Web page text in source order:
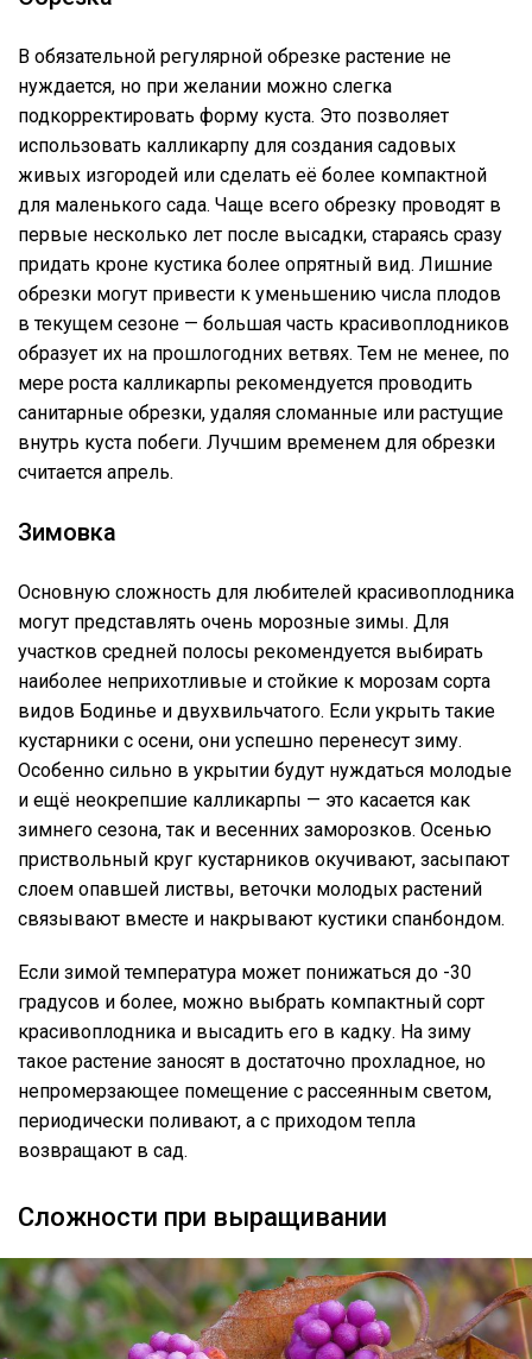
В обязательной регулярной обрезке растение не
нуждается, но при желании можно слегка
подкорректировать форму куста. Это позволяет
использовать калликарпу для создания садовых
живых изгородей или сделать её более компактной
для маленького сада. Чаще всего обрезку проводят в
первые несколько лет после высадки, стараясь сразу
придать кроне кустика более опрятный вид. Лишние
обрезки могут привести к уменьшению числа плодов
в текущем сезоне — большая часть красивоплодников
образует их на прошлогодних ветвях. Тем не менее, по
мере роста калликарпы рекомендуется проводить
санитарные обрезки, удаляя сломанные или растущие
внутрь куста побеги. Лучшим временем для обрезки
считается апрель.
Зимовка
Основную сложность для любителей красивоплодника
могут представлять очень морозные зимы. Для
участков средней полосы рекомендуется выбирать
наиболее неприхотливые и стойкие к морозам сорта
видов Бодинье и двухвильчатого. Если укрыть такие
кустарники с осени, они успешно перенесут зиму.
Особенно сильно в укрытии будут нуждаться молодые
и ещё неокрепшие калликарпы — это касается как
зимнего сезона, так и весенних заморозков. Осенью
приствольный круг кустарников окучивают, засыпают
слоем опавшей листвы, веточки молодых растений
связывают вместе и накрывают кустики спанбондом.
Если зимой температура может понижаться до -30
градусов и более, можно выбрать компактный сорт
красивоплодника и высадить его в кадку. На зиму
такое растение заносят в достаточно прохладное, но
непромерзающее помещение с рассеянным светом,
периодически поливают, а с приходом тепла
возвращают в сад.
Сложности при выращивании